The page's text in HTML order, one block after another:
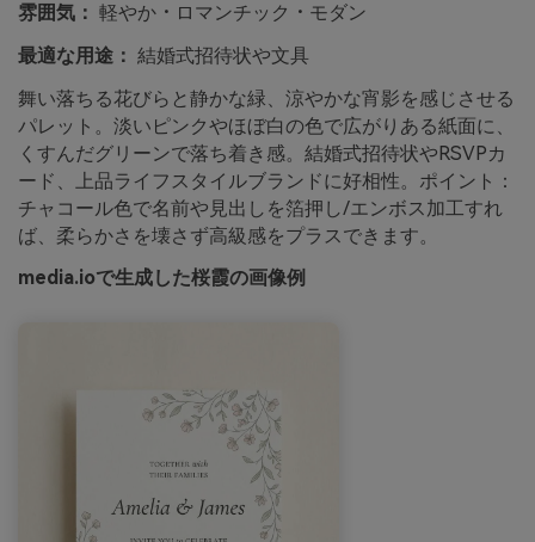
雰囲気： 軽やか・ロマンチック・モダン
最適な用途： 結婚式招待状や文具
舞い落ちる花びらと静かな緑、涼やかな宵影を感じさせる
パレット。淡いピンクやほぼ白の色で広がりある紙面に、
くすんだグリーンで落ち着き感。結婚式招待状やRSVPカ
ード、上品ライフスタイルブランドに好相性。ポイント：
チャコール色で名前や見出しを箔押し/エンボス加工すれ
ば、柔らかさを壊さず高級感をプラスできます。
media.ioで生成した桜霞の画像例